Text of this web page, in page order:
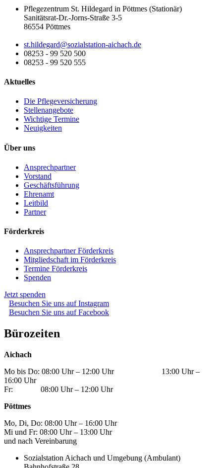
Pflegezentrum St. Hildegard in Pöttmes (Stationär)
Sanitätsrat-Dr.-Jorns-Straße 3-5
86554 Pöttmes
st.hildegard@sozialstation-aichach.de
08253 - 99 520 500
08253 - 99 520 555
Aktuelles
Die Pflegeversicherung
Stellenangebote
Wichtige Termine
Neuigkeiten
Über uns
Ansprechpartner
Vorstand
Geschäftsführung
Ehrenamt
Leitbild
Partner
Förderkreis
Ansprechpartner Förderkreis
Mitgliedschaft im Förderkreis
Termine Förderkreis
Spenden
Jetzt spenden
Besuchen Sie uns auf Instagram
Besuchen Sie uns auf Facebook
Bürozeiten
Aichach
Mo bis Do: 08:00 Uhr – 12:00 Uhr 13:00 Uhr –
16:00 Uhr
Fr: 08:00 Uhr – 12:00 Uhr
Pöttmes
Mo, Di, Do: 08:00 Uhr – 16:00 Uhr
Mi und Fr: 08:00 Uhr – 13:00 Uhr
und nach Vereinbarung
Sozialstation Aichach und Umgebung (Ambulant)